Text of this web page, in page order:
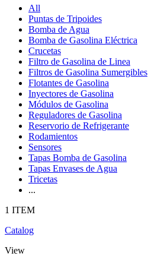
All
Puntas de Tripoides
Bomba de Agua
Bomba de Gasolina Eléctrica
Crucetas
Filtro de Gasolina de Linea
Filtros de Gasolina Sumergibles
Flotantes de Gasolina
Inyectores de Gasolina
Módulos de Gasolina
Reguladores de Gasolina
Reservorio de Refrigerante
Rodamientos
Sensores
Tapas Bomba de Gasolina
Tapas Envases de Agua
Tricetas
...
1 ITEM
Catalog
View